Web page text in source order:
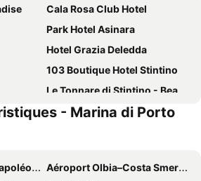
Cala Rosa Club Hotel
Park Hotel Asinara
Hotel Grazia Deledda
103 Boutique Hotel Stintino
Le Tonnare di Stintino - Beach Resort
Hotel Silvestrino
Hotel Leonardo Da Vinci
- Marina di Porto
Aéroport Olbia–Costa Smeralda–Prince Karim Aga Khan IV